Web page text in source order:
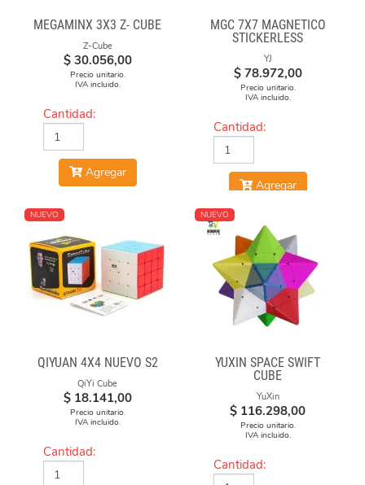
MEGAMINX 3X3 Z- CUBE
Z-Cube
$ 30.056,00
Precio unitario.
IVA incluido.
Cantidad:
Agregar
MGC 7X7 MAGNÉTICO
STICKERLESS
YJ
$ 78.972,00
Precio unitario.
IVA incluido.
Cantidad:
Agregar
NUEVO
QIYUAN 4X4 NUEVO S2
QiYi Cube
$ 18.141,00
Precio unitario.
IVA incluido.
Cantidad:
NUEVO
YUXIN SPACE SWIFT
CUBE
YuXin
$ 116.298,00
Precio unitario.
IVA incluido.
Cantidad: